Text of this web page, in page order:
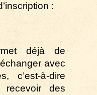
:
déjà de
avec
c’est-à-dire
recevoir des